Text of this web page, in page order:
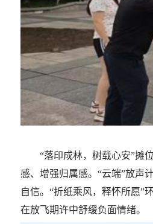
“落印成林，树载心安”摊
感、增强归属感。“云端”放声
自信。“折纸乘风，释怀所愿”
在放飞期许中舒缓负面情绪。
学审核评估专家入校评估
湖
暨世